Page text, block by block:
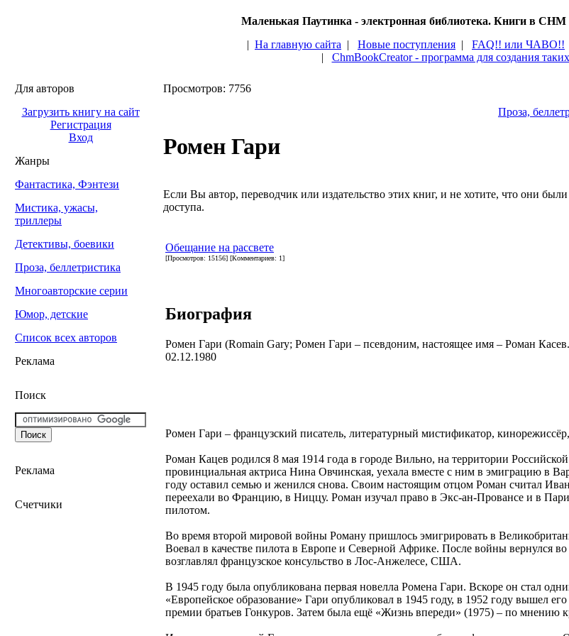
Маленькая Паутинка - электронная библиотека. Книги в
| На главную сайта | Новые поступления | FAQ!! или ЧАВО!!
| ChmBookCreator - программа для создания
Для авторов
Загрузить книгу на сайт
Регистрация
Вход
Жанры
Фантастика, Фэнтези
Мистика, ужасы,
триллеры
Детективы, боевики
Проза, беллетристика
Многоавторские серии
Юмор, детские
Список всех авторов
Реклама
Поиск
Реклама
Счетчики
Просмотров: 7756
Проза,
Ромен Гари
Если Вы автор, переводчик или издательство этих книг, и не хотите, что они
доступа.
Обещание на рассвете
[Просмотров: 15156] [Комментариев: 1]
Биография
Ромен Гари (Romain Gary; Ромен Гари – псевдоним, настоящее имя – Роман
02.12.1980
Ромен Гари – французский писатель, литературный мистификатор,
Роман Кацев родился 8 мая 1914 года в городе Вильно, на территории
провинциальная актриса Нина Овчинская, уехала вместе с ним в эмиграцию в
году оставил семью и женился снова. Своим настоящим отцом Роман считал
переехали во Францию, в Ниццу. Роман изучал право в Экс-ан-Провансе и в
пилотом.
Во время второй мировой войны Роману пришлось эмигрировать в
Воевал в качестве пилота в Европе и Северной Африке. После войны вернулся
возглавлял французское консульство в Лос-Анжелесе, США.
В 1945 году была опубликована первая новелла Ромена Гари. Вскоре он стал
«Европейское образование» Гари опубликовал в 1945 году, в 1952 году вышел
премии братьев Гонкуров. Затем была ещё «Жизнь впереди» (1975) – по мнению